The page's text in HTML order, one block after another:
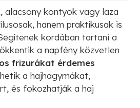
alacsony kontyok vagy laza
hanem praktikusak is
kordában tartani a
a napfény közvetlen
frizurákat érdemes
a hajhagymákat,
és fokozhatják a haj